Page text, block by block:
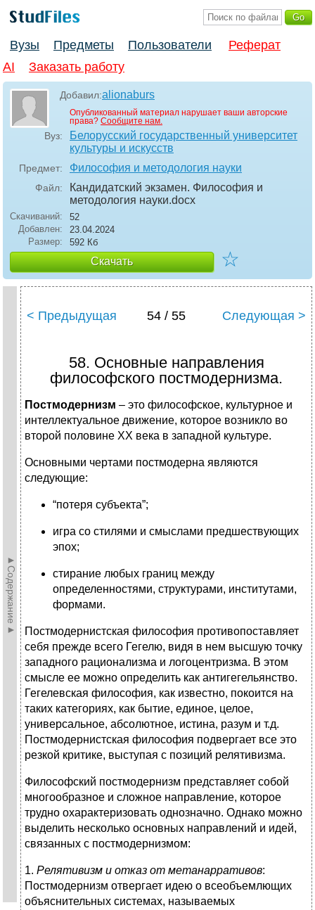
Вузы Предметы Пользователи
Реферат
AI
Заказать работу
Добавил:alionaburs
Опубликованный материал нарушает ваши авторские
права? Сообщите нам.
Вуз:
Белорусский государственный университет
культуры и искусств
Предмет: Философия и методология науки
Файл:
Кандидатский экзамен. Философия и
методология науки.docx
Скачиваний:
52
Добавлен:
23.04.2024
Размер:
592 Кб
Скачать ☆
►Содержание►
< Предыдущая 54 / 55 Следующая >
58. Основные направления
философского постмодернизма.
Постмодернизм – это философское, культурное и
интеллектуальное движение, которое возникло во
второй половине ХХ века в западной культуре.
Основными чертами постмодерна являются
следующие:
“потеря субъекта”;
игра со стилями и смыслами предшествующих
эпох;
стирание любых границ между
определенностями, структурами, институтами,
формами.
Постмодернистская философия противопоставляет
себя прежде всего Гегелю, видя в нем высшую точку
западного рационализма и логоцентризма. В этом
смысле ее можно определить как антигегельянство.
Гегелевская философия, как известно, покоится на
таких категориях, как бытие, единое, целое,
универсальное, абсолютное, истина, разум и т.д.
Постмодернистская философия подвергает все это
резкой критике, выступая с позиций релятивизма.
Философский постмодернизм представляет собой
многообразное и сложное направление, которое
трудно охарактеризовать однозначно. Однако можно
выделить несколько основных направлений и идей,
связанных с постмодернизмом:
1. Релятивизм и отказ от метанарративов:
Постмодернизм отвергает идею о всеобъемлющих
объяснительных системах, называемых